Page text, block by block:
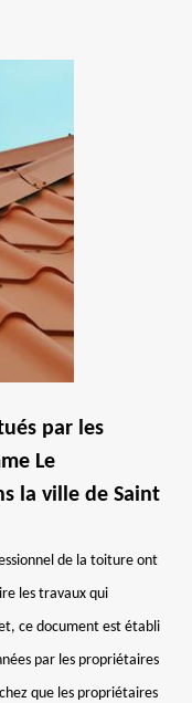
par les
Le
la ville de Saint
de la toiture ont
les travaux qui
ce document est établi
par les propriétaires
que les propriétaires